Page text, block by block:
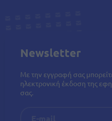
Newsletter
Με την εγγραφή σας
ηλεκτρονική έκδοση της
σας.